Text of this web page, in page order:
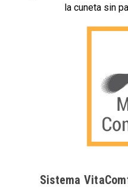
la cuneta sin
Sistema